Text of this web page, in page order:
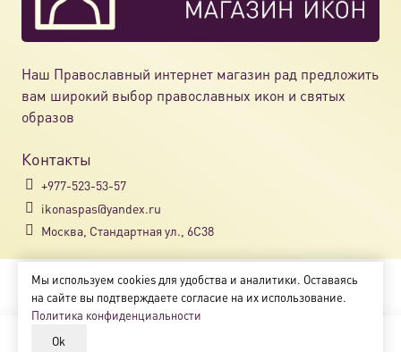
Наш Православный интернет магазин рад предложить
вам широкий выбор православных икон и святых
образов
Контакты
+977-523-53-57
ikonaspas@yandex.ru
Москва, Стандартная ул., 6С38
Copyright © 2018-2025
Магазин православных икон «ikonaspas.ru»
Мы используем cookies для удобства и аналитики. Оставаясь
на сайте вы подтверждаете согласие на их использование.
Политика конфиденциальности
Ok